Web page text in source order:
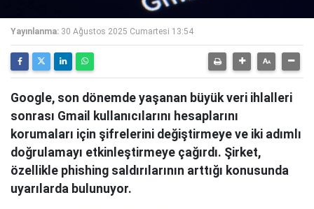
Yayınlanma: 30 Ağustos 2025 Cumartesi 13:54
Google, son dönemde yaşanan büyük veri ihlalleri
sonrası Gmail kullanıcılarını hesaplarını
korumaları için şifrelerini değiştirmeye ve iki adımlı
doğrulamayı etkinleştirmeye çağırdı. Şirket,
özellikle phishing saldırılarının arttığı konusunda
uyarılarda bulunuyor.